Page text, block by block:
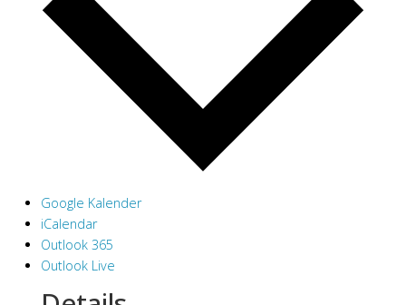
Google Kalender
iCalendar
Outlook 365
Outlook Live